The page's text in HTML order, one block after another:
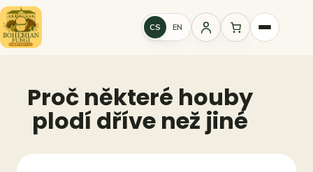
Přeskočit
na
obsah
CS EN
Přihlášení
Proč některé houby
plodí dříve než jiné